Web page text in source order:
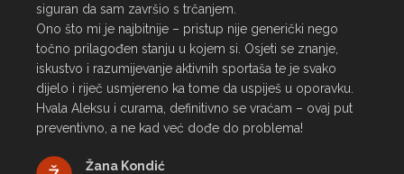
siguran da sam završio s trčanjem.
Ono što mi je najbitnije – pristup nije generički nego
točno prilagođen stanju u kojem si. Osjeti se znanje,
iskustvo i razumijevanje aktivnih sportaša te je svako
dijelo i riječ usmjereno ka tome da uspiješ u oporavku.
Hvala Aleksu i curama, definitivno se vraćam – ovaj put
preventivno, a ne kad već dođe do problema!
Žana Kondić